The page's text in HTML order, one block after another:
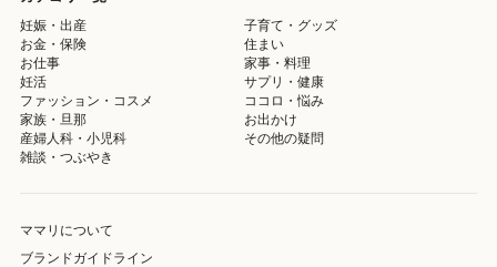
妊娠・出産
子育て・グッズ
お金・保険
住まい
お仕事
家事・料理
妊活
サプリ・健康
ファッション・コスメ
ココロ・悩み
家族・旦那
お出かけ
産婦人科・小児科
その他の疑問
雑談・つぶやき
ママリについて
ブランドガイドライン